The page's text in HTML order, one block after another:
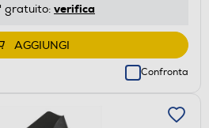
gratuito: verifica
AGGIUNGI
Confronta